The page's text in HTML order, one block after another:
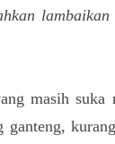
lambaikan
masih suka